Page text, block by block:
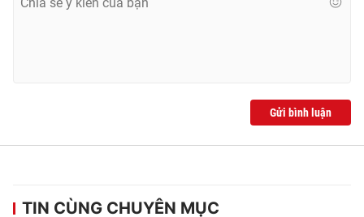
Email: toasoan@vtv.vn
Gửi bình luận
TIN CÙNG CHUYÊN MỤC